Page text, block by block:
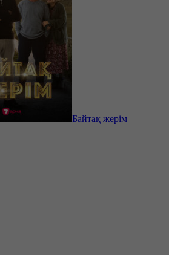
Байтақ жерім